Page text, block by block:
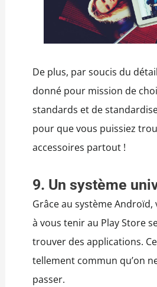
De plus, par soucis du
donné pour mission de
standards et de
pour que vous puissiez
accessoires partout !
9. Un système
Grâce au système Androïd,
à vous tenir au Play Store
trouver des applications.
tellement commun qu’on
passer.